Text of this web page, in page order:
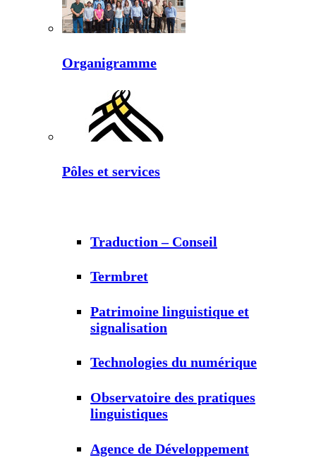
Organigramme
Pôles et services
Traduction – Conseil
Termbret
Patrimoine linguistique et
signalisation
Technologies du numérique
Observatoire des pratiques
linguistiques
Agence de Développement